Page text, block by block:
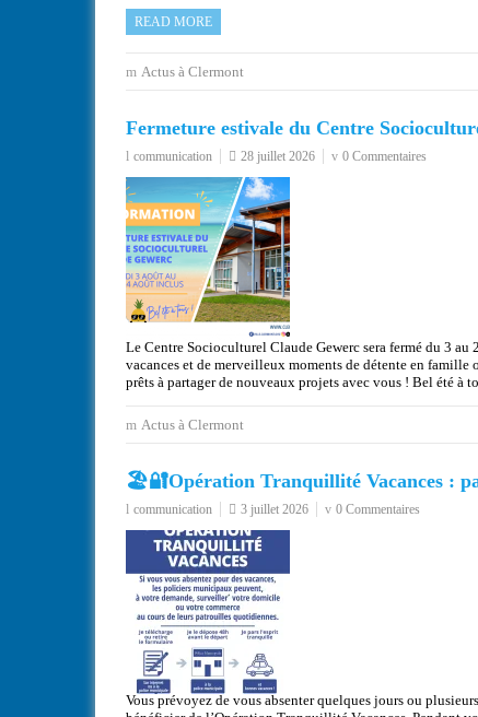
READ MORE
Actus à Clermont
Fermeture estivale du Centre
communication 28 juillet 2026 0 Commentaires
Le Centre Socioculturel Claude Gewerc sera fermé du 3
vacances et de merveilleux moments de détente en
prêts à partager de nouveaux projets avec vous ! Bel été à
Actus à Clermont
🏖️🔐Opération Tranquillité Vacances :
communication 3 juillet 2026 0 Commentaires
Vous prévoyez de vous absenter quelques jours ou